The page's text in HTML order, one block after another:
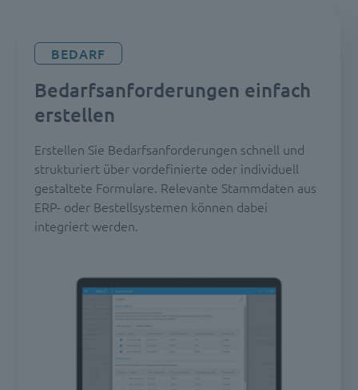
BEDARF
Bedarfsanforderungen einfach
erstellen
Erstellen Sie Bedarfsanforderungen schnell und
strukturiert über vordefinierte oder individuell
gestaltete Formulare. Relevante Stammdaten aus
ERP- oder Bestellsystemen können dabei
integriert werden.